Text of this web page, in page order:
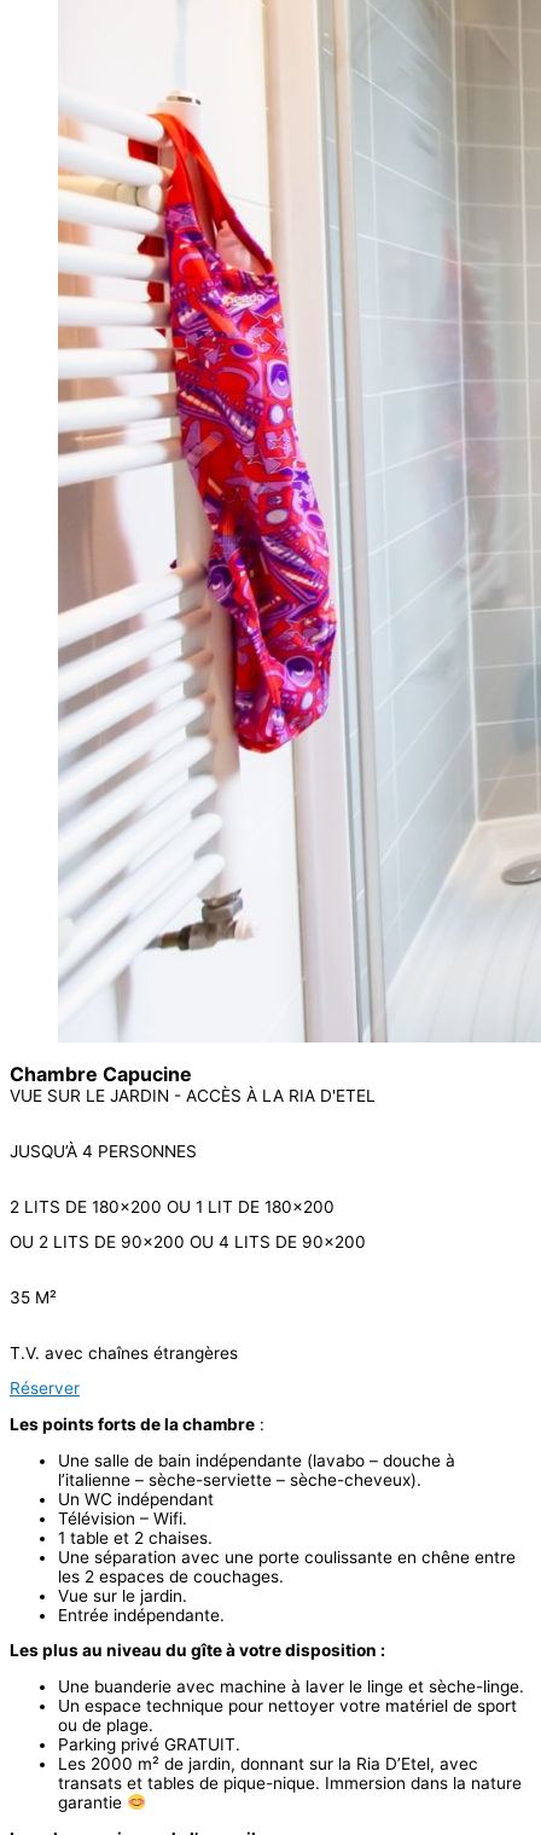
Chambre Capucine
VUE SUR LE JARDIN - ACCÈS À LA RIA D'ETEL​
JUSQU’À 4 PERSONNES
2 LITS DE 180×200 OU 1 LIT DE 180×200
OU 2 LITS DE 90×200 OU 4 LITS DE 90×200
35 M²
T.V. avec chaînes étrangères
Réserver
Les points forts de la chambre :
Une salle de bain indépendante (lavabo – douche à
l’italienne – sèche-serviette – sèche-cheveux).
Un WC indépendant
Télévision – Wifi.
1 table et 2 chaises.
Une séparation avec une porte coulissante en chêne entre
les 2 espaces de couchages.
Vue sur le jardin.
Entrée indépendante.
Les plus au niveau du gîte à votre disposition :
Une buanderie avec machine à laver le linge et sèche-linge.
Un espace technique pour nettoyer votre matériel de sport
ou de plage.
Parking privé GRATUIT.
Les 2000 m² de jardin, donnant sur la Ria D’Etel, avec
transats et tables de pique-nique. Immersion dans la nature
garantie